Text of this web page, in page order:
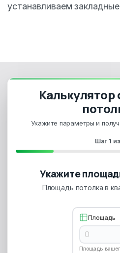
устанавливаем
Калькулятор
Укажите параметры и
Шаг1 из
Укажите
Площадь потолка в
Площадь
Площадь